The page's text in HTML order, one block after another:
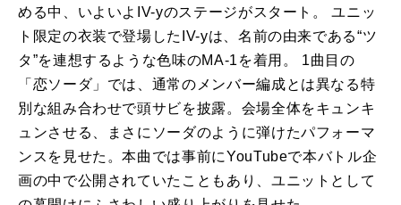
める中、いよいよIV-yのステージがスタート。 ユニッ
ト限定の衣装で登場したIV-yは、名前の由来である“ツ
タ”を連想するような色味のMA-1を着用。 1曲目の
「恋ソーダ」では、通常のメンバー編成とは異なる特
別な組み合わせで頭サビを披露。会場全体をキュンキ
ュンさせる、まさにソーダのように弾けたパフォーマ
ンスを見せた。本曲では事前にYouTubeで本バトル企
画の中で公開されていたこともあり、ユニットとして